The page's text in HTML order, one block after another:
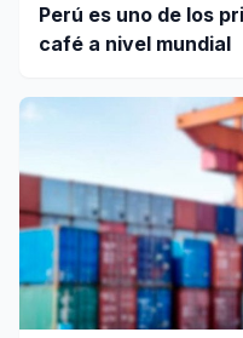
Perú es uno de los
café a nivel mundial